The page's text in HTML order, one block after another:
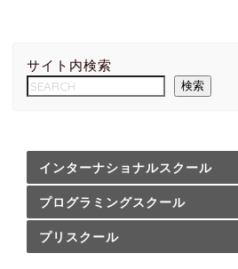
サイト内検索
検索